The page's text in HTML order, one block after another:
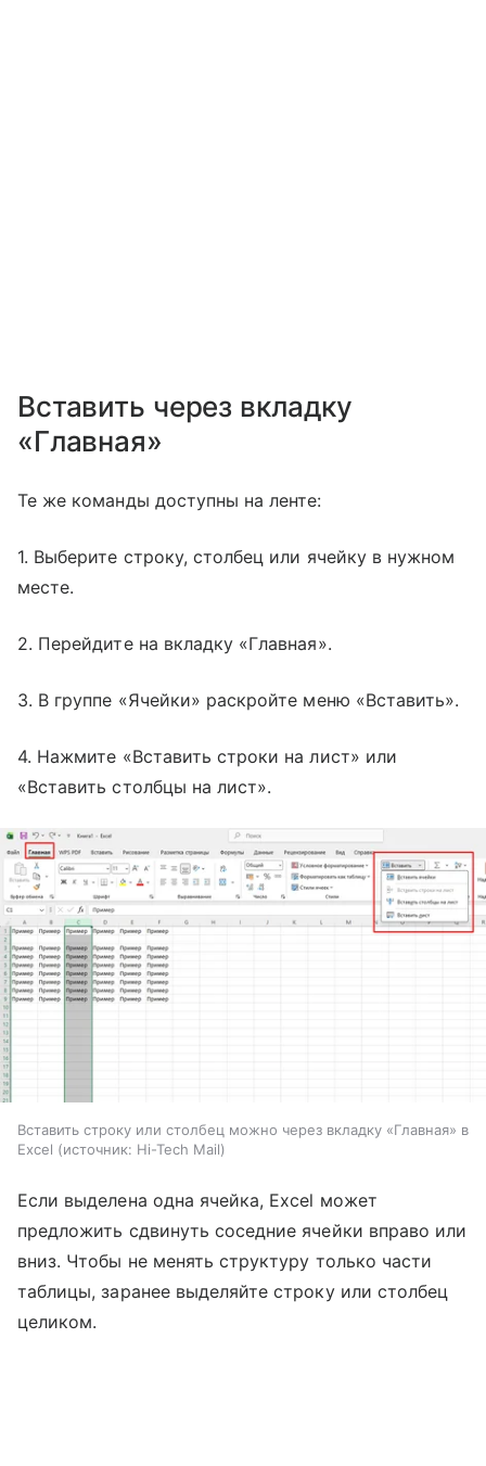
Вставить через вкладку
«Главная»
Те же команды доступны на ленте:
1. Выберите строку, столбец или ячейку в нужном
месте.
2. Перейдите на вкладку «Главная».
3. В группе «Ячейки» раскройте меню «Вставить».
4. Нажмите «Вставить строки на лист» или
«Вставить столбцы на лист».
Вставить строку или столбец можно через вкладку «Главная» в
Excel
источник: Hi-Tech Mail
Если выделена одна ячейка, Excel может
предложить сдвинуть соседние ячейки вправо или
вниз. Чтобы не менять структуру только части
таблицы, заранее выделяйте строку или столбец
целиком.